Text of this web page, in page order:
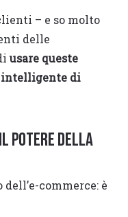
– e so molto
delle
usare queste
intelligente di
il potere della
commerce: è